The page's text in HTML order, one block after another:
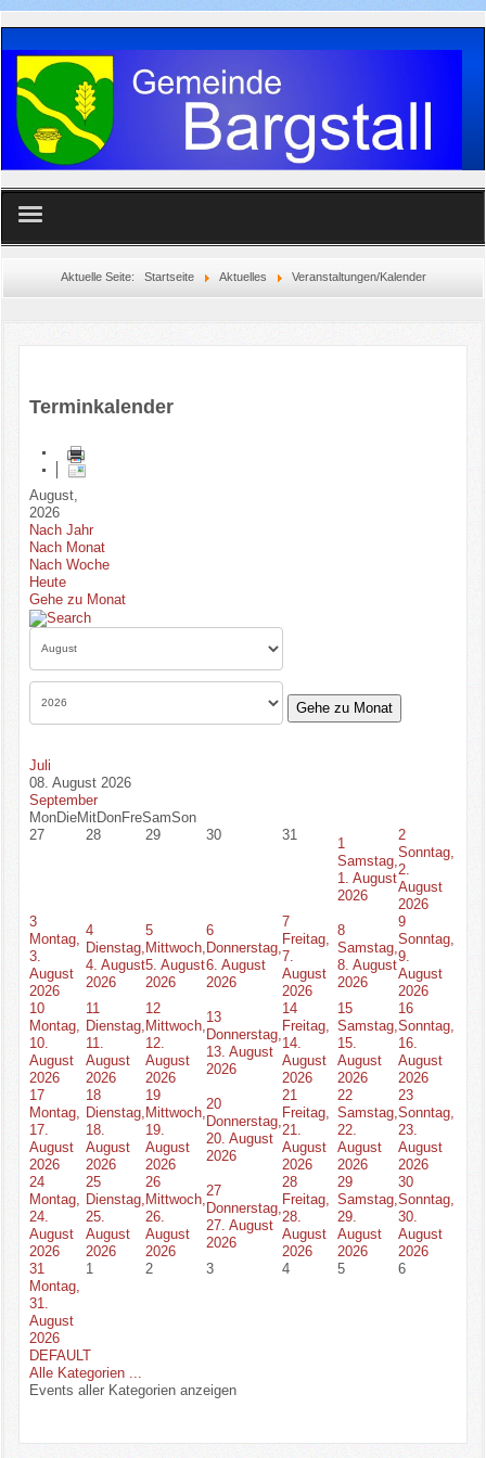
Vereine
Feuerwehr
Bekanntmachungen
Impressum
Login
Suche
Aktuelle Seite: Startseite Aktuelles Veranstaltungen/Kalender
Terminkalender
August,
2026
Nach Jahr
Nach Monat
Nach Woche
Heute
Gehe zu Monat
Gehe zu Monat
Juli
08. August 2026
September
MonDieMitDonFreSamSon
27
28 29 30 31
1
Samstag,
1. August
2026
2
Sonntag,
2.
August
2026
3
Montag,
3.
August
2026
4
Dienstag,
4. August
2026
5
Mittwoch,
5. August
2026
6
Donnerstag,
6. August
2026
7
Freitag,
7.
August
2026
8
Samstag,
8. August
2026
9
Sonntag,
9.
August
2026
10
Montag,
10.
August
2026
11
Dienstag,
11.
August
2026
12
Mittwoch,
12.
August
2026
13
Donnerstag,
13. August
2026
14
Freitag,
14.
August
2026
15
Samstag,
15.
August
2026
16
Sonntag,
16.
August
2026
17
Montag,
17.
August
2026
18
Dienstag,
18.
August
2026
19
Mittwoch,
19.
August
2026
20
Donnerstag,
20. August
2026
21
Freitag,
21.
August
2026
22
Samstag,
22.
August
2026
23
Sonntag,
23.
August
2026
24
Montag,
24.
August
2026
25
Dienstag,
25.
August
2026
26
Mittwoch,
26.
August
2026
27
Donnerstag,
27. August
2026
28
Freitag,
28.
August
2026
29
Samstag,
29.
August
2026
30
Sonntag,
30.
August
2026
31
Montag,
31.
August
2026
1 2 3 4 5 6
DEFAULT
Alle Kategorien ...
Events aller Kategorien anzeigen